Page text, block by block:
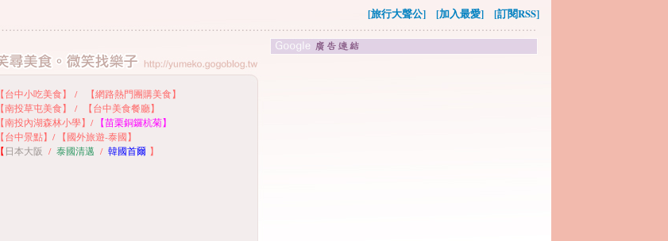
[旅行大聲公] [加入最愛] [訂閱RSS]
【台中小吃美食】 /
【網路熱門團購美食】
【南投草屯美食】 /
【台中美食餐廳】
【南投內湖森林小學】 / 【苗栗銅鑼杭菊】
【台中景點】 / 【國外旅遊-泰國】
【日本大阪 / 泰國清邁 / 韓國首爾 】